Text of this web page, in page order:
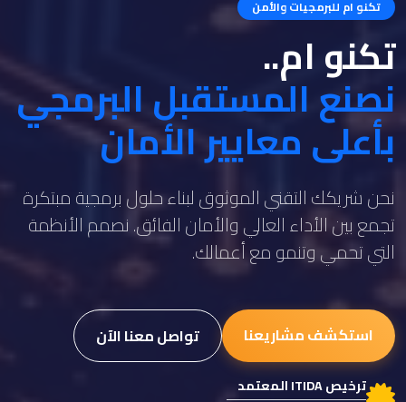
تكنو ام للبرمجيات والأمن
تكنو ام..
نصنع المستقبل البرمجي
بأعلى معايير الأمان
نحن شريكك التقني الموثوق لبناء حلول برمجية مبتكرة
تجمع بين الأداء العالي والأمان الفائق. نصمم الأنظمة
التي تحمي وتنمو مع أعمالك.
استكشف مشاريعنا تواصل معنا الآن
ترخيص ITIDA المعتمد